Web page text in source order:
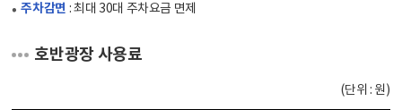
주차감면 : 최대 30대 주차요금 면제
호반광장 사용료
(단위 : 원)